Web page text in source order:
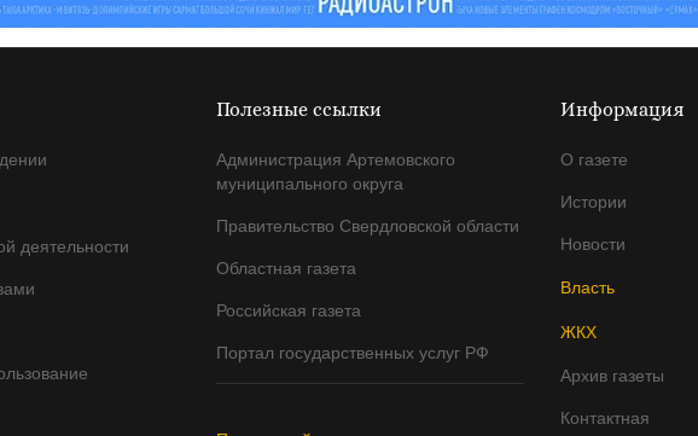
деятельности
Полезные ссылки
Администрация Артемовского
муниципального округа
Правительство Свердловской области
Областная газета
Российская газета
Портал государственных услуг РФ
Информация
О газете
Истории
Новости
Власть
ЖКХ
Архив газеты
Контактная